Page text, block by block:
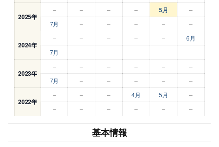
2025年
– – – – 5月
–
7月
– – – – –
2024年
– – – – –
6月
7月
– – – – –
2023年
– – – – –
–
7月
– – – – –
2022年
– – – 4月 5月
–
–
– – – – –
基本情報